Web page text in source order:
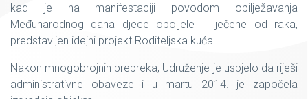
kad je na manifestaciji povodom obilježavanja
Međunarodnog dana djece oboljele i liječene od raka,
predstavljen idejni projekt Roditeljska kuća.
Nakon mnogobrojnih prepreka, Udruženje je uspjelo da riješi
administrativne obaveze i u martu 2014. je započela